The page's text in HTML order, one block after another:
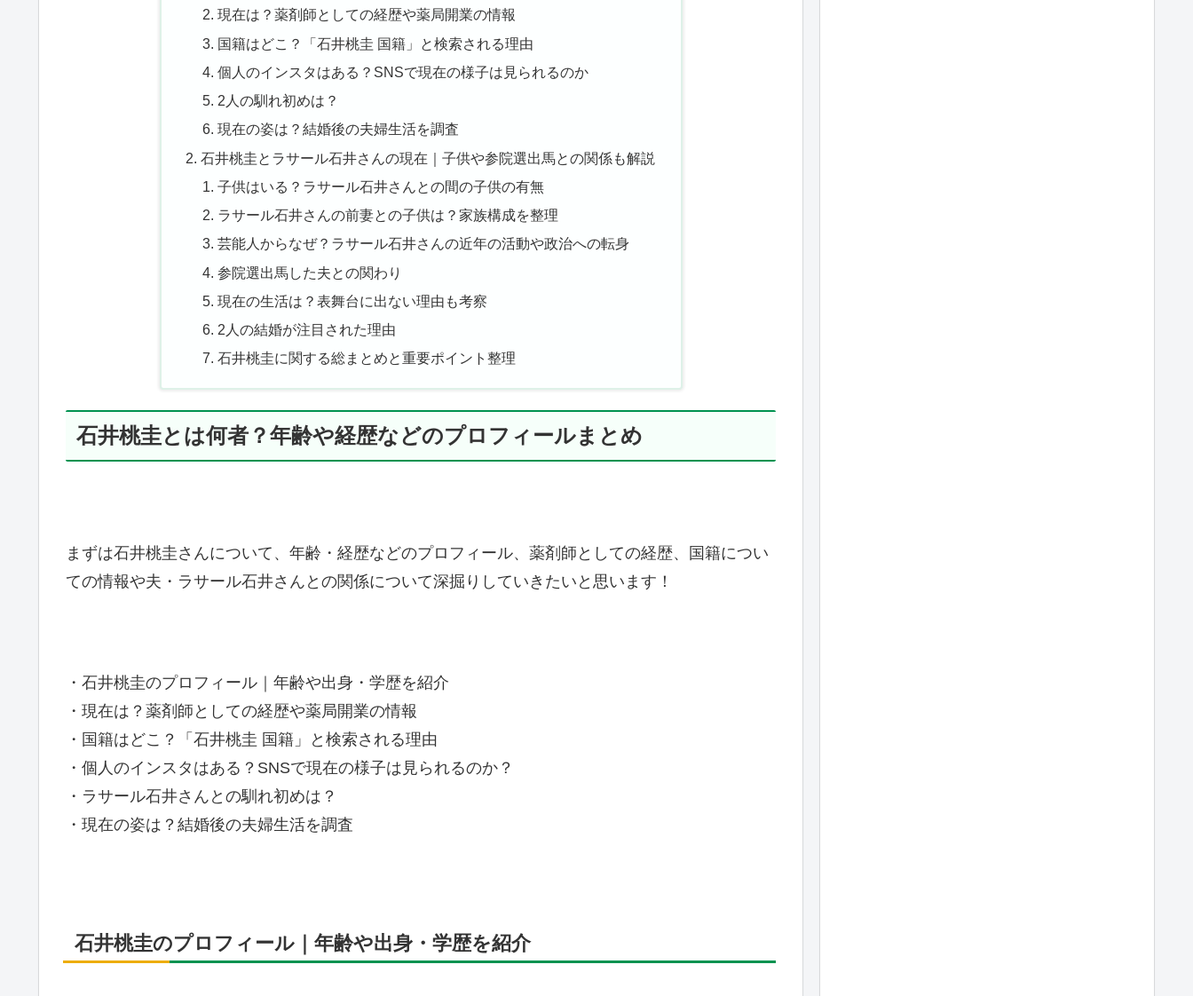
現在は？薬剤師としての経歴や薬局開業の情報
国籍はどこ？「石井桃圭 国籍」と検索される理由
個人のインスタはある？SNSで現在の様子は見られるのか
2人の馴れ初めは？
現在の姿は？結婚後の夫婦生活を調査
石井桃圭とラサール石井さんの現在｜子供や参院選出馬との関係も解説
子供はいる？ラサール石井さんとの間の子供の有無
ラサール石井さんの前妻との子供は？家族構成を整理
芸能人からなぜ？ラサール石井さんの近年の活動や政治への転身
参院選出馬した夫との関わり
現在の生活は？表舞台に出ない理由も考察
2人の結婚が注目された理由
石井桃圭に関する総まとめと重要ポイント整理
石井桃圭とは何者？年齢や経歴などのプロフィールまとめ
まずは石井桃圭さんについて、年齢・経歴などのプロフィール、薬剤師としての経歴、国籍につい
ての情報や夫・ラサール石井さんとの関係について深掘りしていきたいと思います！
・石井桃圭のプロフィール｜年齢や出身・学歴を紹介
・現在は？薬剤師としての経歴や薬局開業の情報
・国籍はどこ？「石井桃圭 国籍」と検索される理由
・個人のインスタはある？SNSで現在の様子は見られるのか？
・ラサール石井さんとの馴れ初めは？
・現在の姿は？結婚後の夫婦生活を調査
石井桃圭のプロフィール｜年齢や出身・学歴を紹介